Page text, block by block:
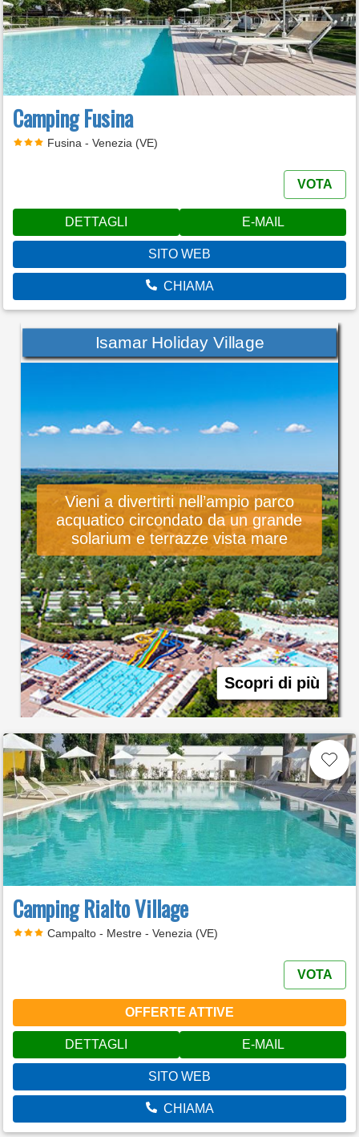
Camping Fusina
Fusina - Venezia (VE)
VOTA
DETTAGLI E-MAIL
SITO WEB
CHIAMA
Isamar Holiday Village
Vieni a divertirti nell’ampio parco
acquatico circondato da un grande
solarium e terrazze vista mare
Scopri di più
Camping Rialto Village
Campalto - Mestre - Venezia (VE)
VOTA
OFFERTE ATTIVE
DETTAGLI E-MAIL
SITO WEB
CHIAMA